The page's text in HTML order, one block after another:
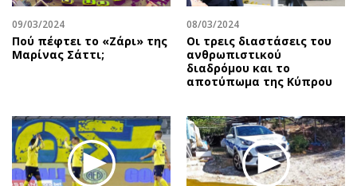
09/03/2024
Πού πέφτει το «Ζάρι» της
Μαρίνας Σάττι;
08/03/2024
Οι τρεις διαστάσεις του
ανθρωπιστικού
διαδρόμου και το
αποτύπωμα της Κύπρου